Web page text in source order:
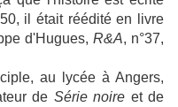
il était réédité en livre
d'Hugues, R&A, n°37,
au lycée à Angers,
de Série noire et de